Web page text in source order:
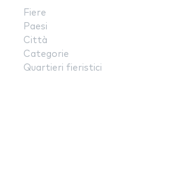
Fiere
Paesi
Città
Categorie
Quartieri fieristici